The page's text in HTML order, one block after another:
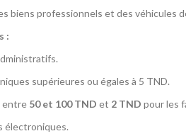
biens professionnels et des véhicules
:
supérieures ou égales à 5 TND.
entre 50 et 100 TND et 2 TND pour les
électroniques.